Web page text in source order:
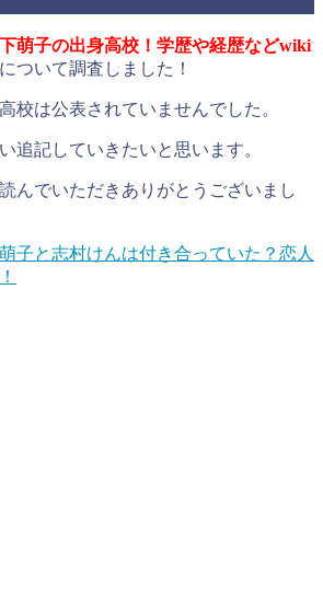
萌子の出身高校！学歴や経歴などwiki
について調査しました！
校は公表されていませんでした。
追記していきたいと思います。
んでいただきありがとうございまし
子と志村けんは付き合っていた？恋人